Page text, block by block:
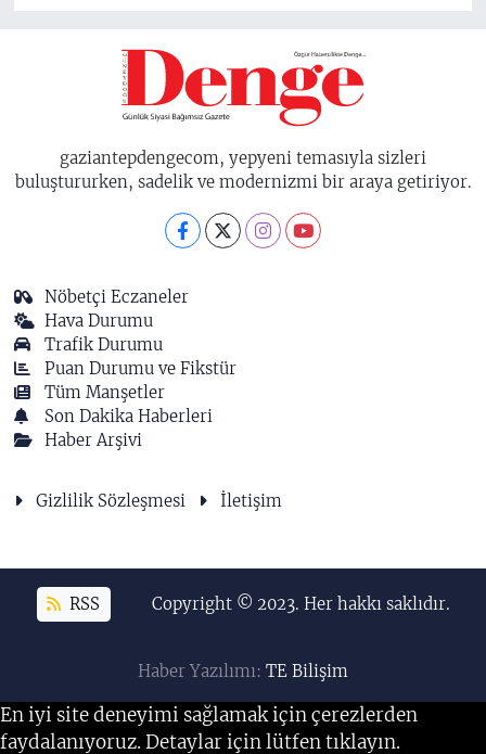
gaziantepdengecom, yepyeni temasıyla sizleri
buluştururken, sadelik ve modernizmi bir araya getiriyor.
Nöbetçi Eczaneler
Hava Durumu
Trafik Durumu
Puan Durumu ve Fikstür
Tüm Manşetler
Son Dakika Haberleri
Haber Arşivi
Gizlilik Sözleşmesi İletişim
RSS Copyright © 2023. Her hakkı saklıdır.
Haber Yazılımı: TE Bilişim
En iyi site deneyimi sağlamak için çerezlerden
faydalanıyoruz. Detaylar için lütfen tıklayın.